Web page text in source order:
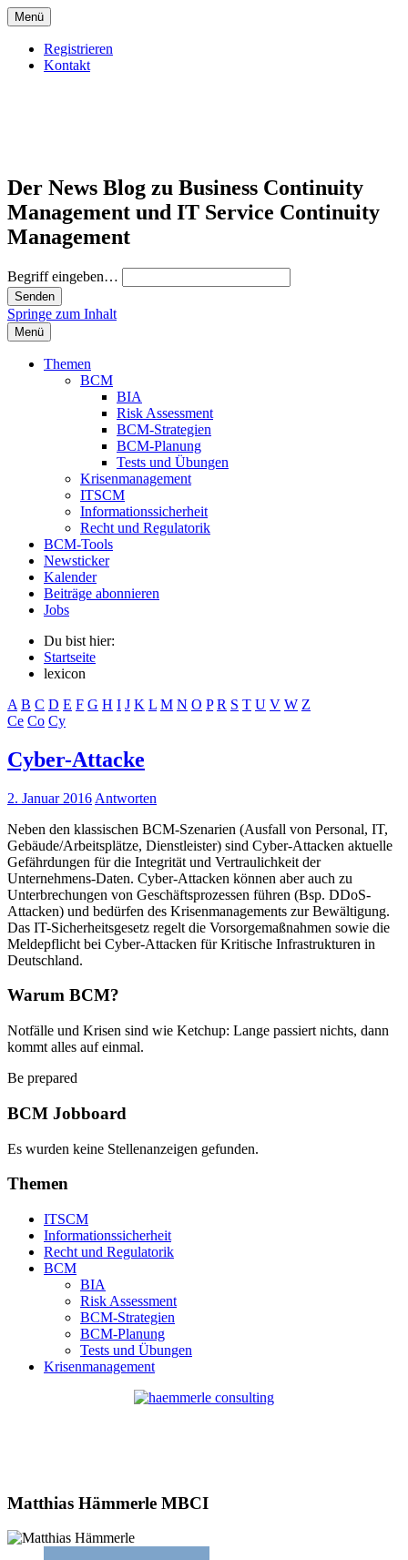
Menü
Registrieren
Kontakt
Der News Blog zu Business Continuity
Management und IT Service Continuity
Management
Begriff eingeben…
Springe zum Inhalt
Menü
Themen
BCM
BIA
Risk Assessment
BCM-Strategien
BCM-Planung
Tests und Übungen
Krisenmanagement
ITSCM
Informationssicherheit
Recht und Regulatorik
BCM-Tools
Newsticker
Kalender
Beiträge abonnieren
Jobs
Du bist hier:
Startseite
lexicon
A B C D E F G H I J K L M N O P R S T U V W Z
Ce Co Cy
Cyber-Attacke
2. Januar 2016 Antworten
Neben den klassischen BCM-Szenarien (Ausfall von Personal, IT,
Gebäude/Arbeitsplätze, Dienstleister) sind Cyber-Attacken aktuelle
Gefährdungen für die Integrität und Vertraulichkeit der
Unternehmens-Daten. Cyber-Attacken können aber auch zu
Unterbrechungen von Geschäftsprozessen führen (Bsp. DDoS-
Attacken) und bedürfen des Krisenmanagements zur Bewältigung.
Das IT-Sicherheitsgesetz regelt die Vorsorgemaßnahmen sowie die
Meldepflicht bei Cyber-Attacken für Kritische Infrastrukturen in
Deutschland.
Warum BCM?
Notfälle und Krisen sind wie Ketchup: Lange passiert nichts, dann
kommt alles auf einmal.
Be prepared
BCM Jobboard
Es wurden keine Stellenanzeigen gefunden.
Themen
ITSCM
Informationssicherheit
Recht und Regulatorik
BCM
BIA
Risk Assessment
BCM-Strategien
BCM-Planung
Tests und Übungen
Krisenmanagement
Matthias Hämmerle MBCI